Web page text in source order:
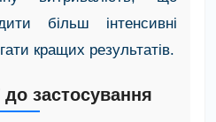
більш інтенсивні
кращих результатів.
до застосування